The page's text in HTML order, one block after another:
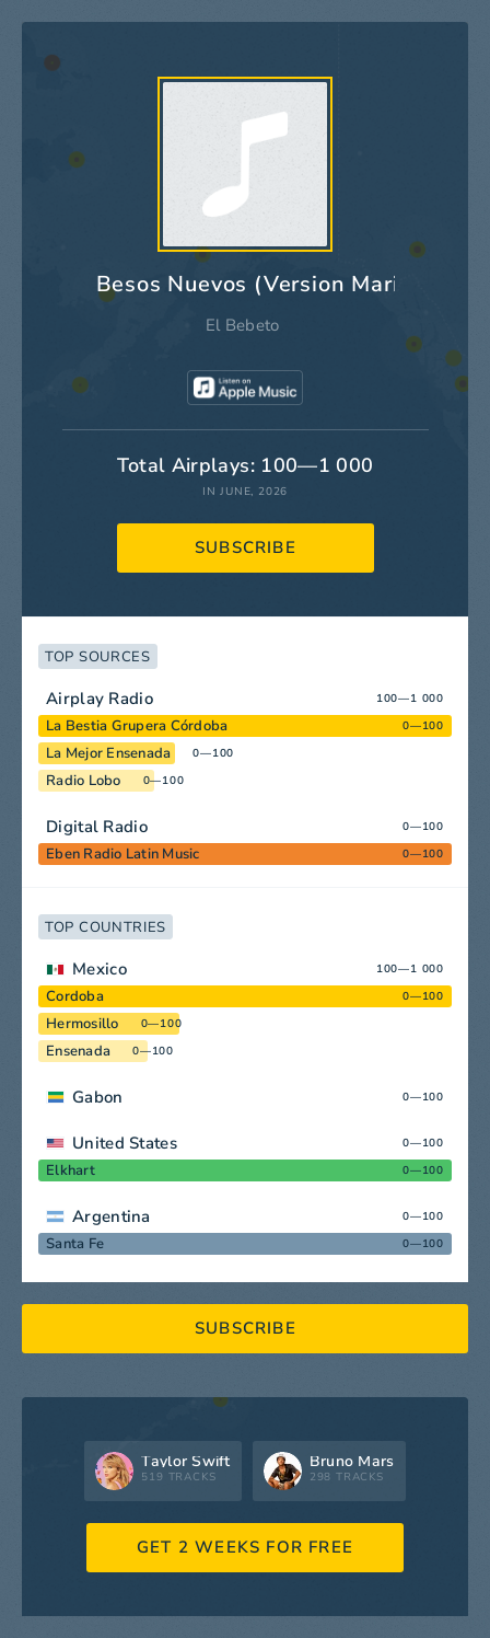
Besos Nuevos (Version Mariachi)
El Bebeto
Total Airplays: 100—1 000
IN JUNE, 2026
SUBSCRIBE
TOP SOURCES
Airplay Radio 100—1 000
La Bestia Grupera Córdoba 0—100
La Mejor Ensenada 0—100
Radio Lobo 0—100
Digital Radio 0—100
Eben Radio Latin Music 0—100
TOP COUNTRIES
Mexico 100—1 000
Cordoba 0—100
Hermosillo 0—100
Ensenada 0—100
Gabon 0—100
United States 0—100
Elkhart 0—100
Argentina 0—100
Santa Fe 0—100
SUBSCRIBE
Taylor Swift
519 TRACKS
Bruno Mars
298 TRACKS
GET 2 WEEKS FOR FREE